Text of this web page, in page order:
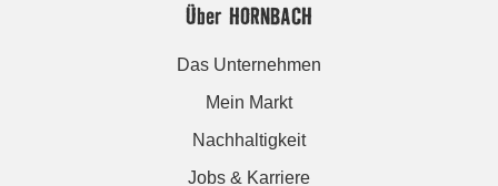
Über HORNBACH
Das Unternehmen
Mein Markt
Nachhaltigkeit
Jobs & Karriere